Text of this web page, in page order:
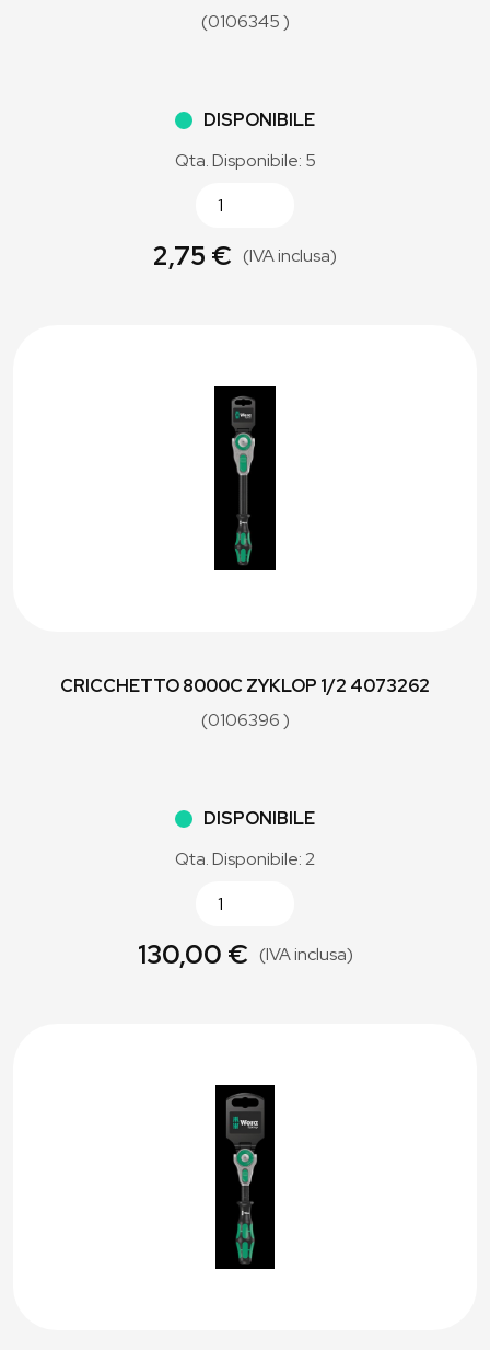
(0106345 )
DISPONIBILE
Qta. Disponibile: 5
2,75 € (IVA inclusa)
CRICCHETTO 8000C ZYKLOP 1/2 4073262
(0106396 )
DISPONIBILE
Qta. Disponibile: 2
130,00 € (IVA inclusa)